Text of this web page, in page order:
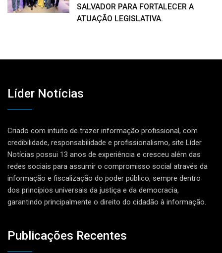
SALVADOR PARA FORTALECER A
ATUAÇÃO LEGISLATIVA.
Líder Notícias
Criado com intuito de trazer informação profissional, com
credibilidade, responsabilidade e profissionalismo, site Líder
Notícias possui 13 anos de experiência e cresceu além das
redes sociais para assumir o compromisso social através da
informação e fiscalização do poder público, sempre dentro
dos princípios universais da justiça e da democracia,
garantindo principalmente o direito do cidadão à informação.
Publicações Recentes